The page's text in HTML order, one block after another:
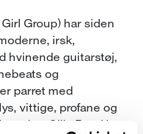
Group) har siden
irsk,
hvinende guitarstøj,
og
parret med
vittige, profane og
har Gilla Band i